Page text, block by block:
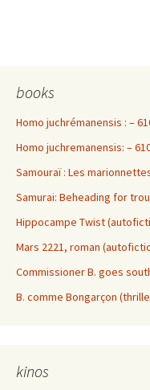
books
Homo juchrémanensis : –
Homo juchremanensis: –
Samouraï : Les
Samurai: Beheading for
Hippocampe Twist
Mars 2221, roman
Commissioner B. goes
B. comme Bongarçon
kinos